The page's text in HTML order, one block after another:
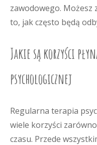
zawodowego. Możesz
to, jak często będą
Jakie są korzyści
psychologicznej
Regularna terapia
wiele korzyści
czasu. Przede